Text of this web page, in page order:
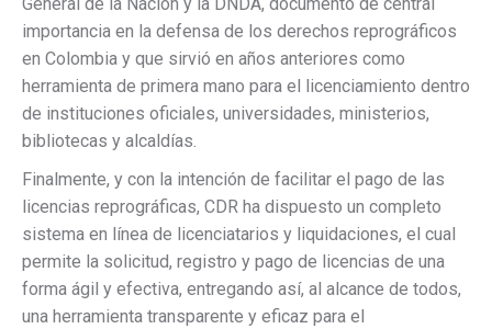
importancia en la defensa de los derechos reprográficos
en Colombia y que sirvió en años anteriores como
herramienta de primera mano para el licenciamiento dentro
de instituciones oficiales, universidades, ministerios,
bibliotecas y alcaldías.
Finalmente, y con la intención de facilitar el pago de las
licencias reprográficas, CDR ha dispuesto un completo
sistema en línea de licenciatarios y liquidaciones, el cual
permite la solicitud, registro y pago de licencias de una
forma ágil y efectiva, entregando así, al alcance de todos,
una herramienta transparente y eficaz para el